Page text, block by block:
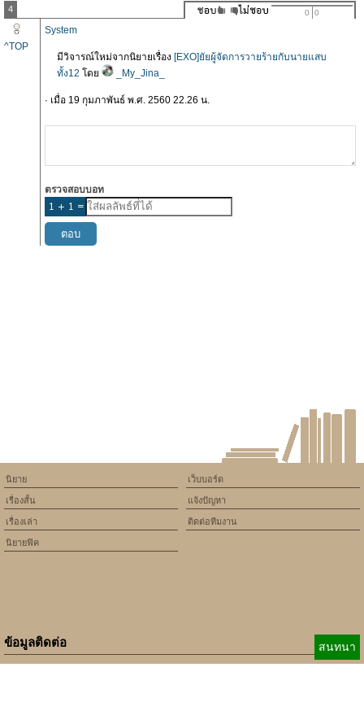
4 0 0
^TOP
System
มีวิจารณ์ใหม่จากนิยายเรื่อง [EXO]ยัยผู้จัดการวายร้ายกับนายแสบ
ทั้ง12 โดย _My_Jina_
· เมื่อ 19 กุมภาพันธ์ พ.ศ. 2560 22.26 น.
ตรวจสอบบอท
เว็บบอร์ด
แจ้งปัญหา
ติดต่อทีมงาน
นิยาย
เรื่องสั้น
เรื่องเล่า
นิยายฟิค
ข้อมูลติดต่อ สนทนา